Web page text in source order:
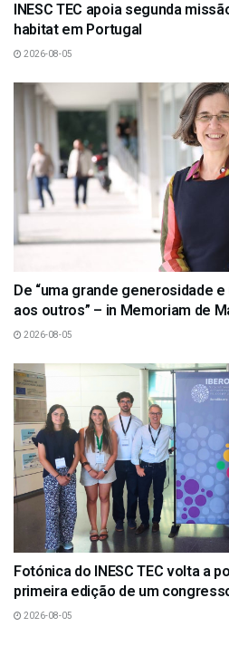
INESC TEC apoia segunda
habitat em Portugal
2026-08-05
De “uma grande generosidade
aos outros” – in Memoriam de
2026-08-05
Fotónica do INESC TEC volta a
primeira edição de um
2026-08-05